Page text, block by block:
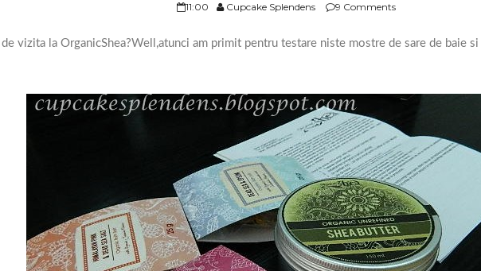
11:00 Cupcake Splendens
9 Comments
vizita la OrganicShea?Well,atunci am primit pentru testare niste mostre de sare de baie